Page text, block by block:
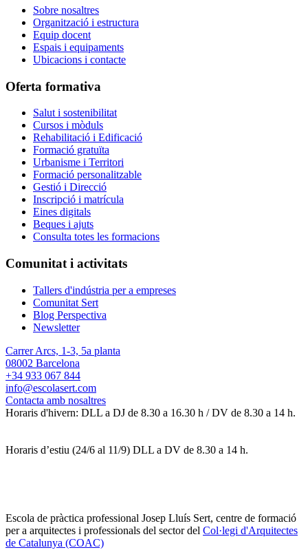
Sobre nosaltres
Organització i estructura
Equip docent
Espais i equipaments
Ubicacions i contacte
Oferta formativa
Salut i sostenibilitat
Cursos i mòduls
Rehabilitació i Edificació
Formació gratuïta
Urbanisme i Territori
Formació personalitzable
Gestió i Direcció
Inscripció i matrícula
Eines digitals
Beques i ajuts
Consulta totes les formacions
Comunitat i activitats
Tallers d'indústria per a empreses
Comunitat Sert
Blog Perspectiva
Newsletter
Carrer Arcs, 1-3, 5a planta
08002 Barcelona
+34 933 067 844
info@escolasert.com
Contacta amb nosaltres
Horaris d'hivern: DLL a DJ de 8.30 a 16.30 h / DV de 8.30 a 14 h.
Horaris d’estiu (24/6 al 11/9) DLL a DV de 8.30 a 14 h.
Escola de pràctica professional Josep Lluís Sert, centre de formació
per a arquitectes i professionals del sector del Col·legi d'Arquitectes
de Catalunya (COAC)